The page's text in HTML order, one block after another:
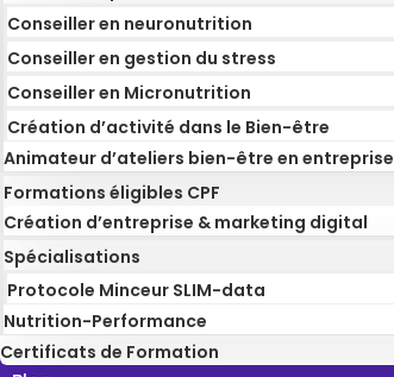
Conseiller en neuronutrition
Conseiller en gestion du stress
Conseiller en Micronutrition
Création d’activité dans le Bien-être
Animateur d’ateliers bien-être en entreprise
Formations éligibles CPF
Création d’entreprise & marketing digital
Spécialisations
Protocole Minceur SLIM-data
Nutrition-Performance
Certificats de Formation